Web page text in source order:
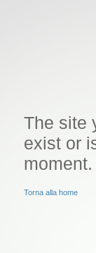
The site
exist or
moment.
Torna alla home